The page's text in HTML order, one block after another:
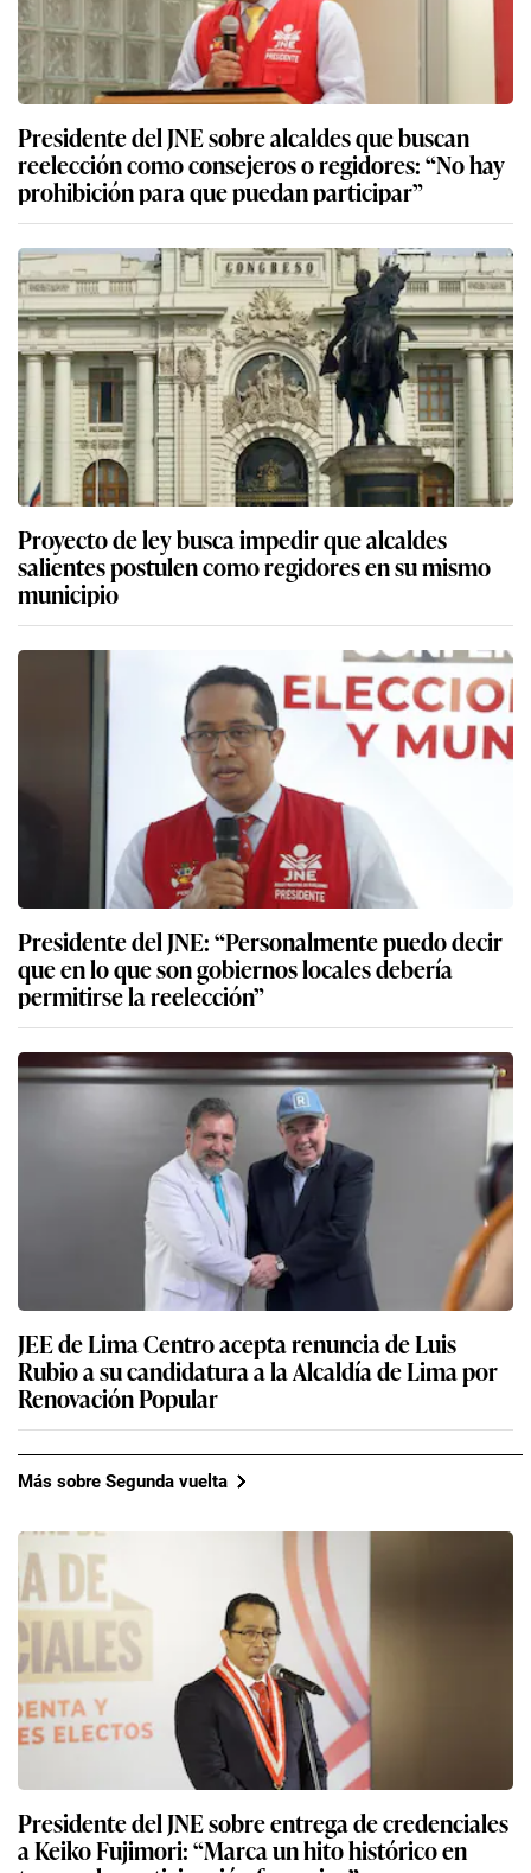
Presidente del JNE sobre alcaldes que buscan
reelección como consejeros o regidores: “No hay
prohibición para que puedan participar”
Proyecto de ley busca impedir que alcaldes
salientes postulen como regidores en su mismo
municipio
Presidente del JNE: “Personalmente puedo decir
que en lo que son gobiernos locales debería
permitirse la reelección”
JEE de Lima Centro acepta renuncia de Luis
Rubio a su candidatura a la Alcaldía de Lima por
Renovación Popular
Más sobre Segunda vuelta
Presidente del JNE sobre entrega de credenciales
a Keiko Fujimori: “Marca un hito histórico en